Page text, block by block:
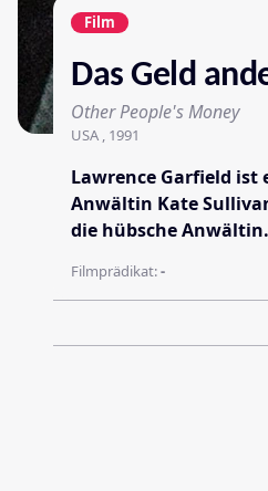
Film
Das Geld
Other People's Money
USA , 1991
Lawrence Garfield ist
Anwältin Kate
die hübsche
Filmprädikat:-